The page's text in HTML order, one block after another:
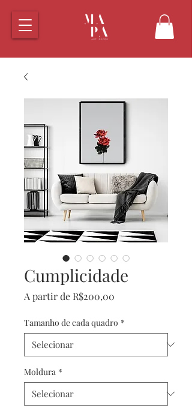
Cumplicidade
A partir de R$200,00
Tamanho de cada quadro *
Moldura *